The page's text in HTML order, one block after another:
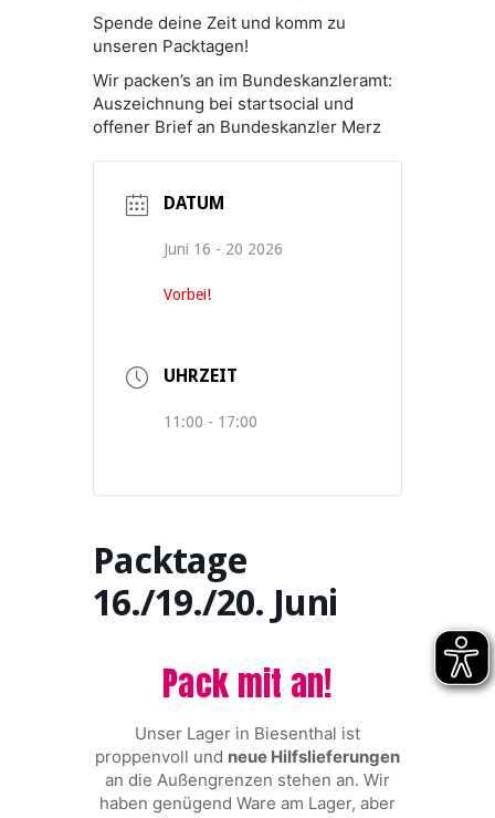
Spende deine Zeit und komm zu
unseren Packtagen!
Wir packen’s an im Bundeskanzleramt:
Auszeichnung bei startsocial und
offener Brief an Bundeskanzler Merz
DATUM
Juni 16 - 20 2026
Vorbei!
UHRZEIT
11:00 - 17:00
Packtage
16./19./20. Juni
Pack mit an!
Unser Lager in Biesenthal ist
proppenvoll und neue Hilfslieferungen
an die Außengrenzen stehen an. Wir
haben genügend Ware am Lager, aber